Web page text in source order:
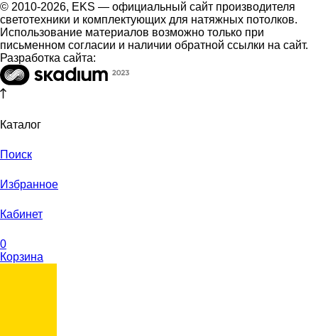
© 2010-2026, EKS — официальный сайт производителя
светотехники и комплектующих для натяжных потолков.
Использование материалов возможно только при
письменном согласии и наличии обратной ссылки на сайт.
Разработка сайта:
Каталог
Поиск
Избранное
Кабинет
0
Корзина